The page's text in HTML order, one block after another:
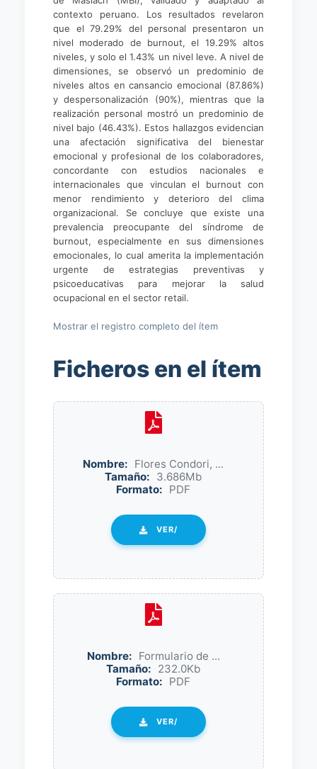
contexto peruano. Los resultados revelaron
que el 79.29% del personal presentaron un
nivel moderado de burnout, el 19.29% altos
niveles, y solo el 1.43% un nivel leve. A nivel de
dimensiones, se observó un predominio de
niveles altos en cansancio emocional (87.86%)
y despersonalización (90%), mientras que la
realización personal mostró un predominio de
nivel bajo (46.43%). Estos hallazgos evidencian
una afectación significativa del bienestar
emocional y profesional de los colaboradores,
concordante con estudios nacionales e
internacionales que vinculan el burnout con
menor rendimiento y deterioro del clima
organizacional. Se concluye que existe una
prevalencia preocupante del síndrome de
burnout, especialmente en sus dimensiones
emocionales, lo cual amerita la implementación
urgente de estrategias preventivas y
psicoeducativas para mejorar la salud
ocupacional en el sector retail.
Mostrar el registro completo del ítem
Ficheros en el ítem
Nombre: Flores Condori, ...
Tamaño: 3.686Mb
Formato: PDF
VER/
Nombre: Formulario de ...
Tamaño: 232.0Kb
Formato: PDF
VER/